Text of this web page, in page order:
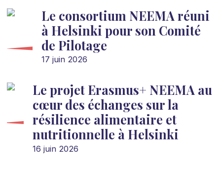
Le consortium NEEMA réuni
à Helsinki pour son Comité
de Pilotage
17 juin 2026
Le projet Erasmus+ NEEMA au
cœur des échanges sur la
résilience alimentaire et
nutritionnelle à Helsinki
16 juin 2026